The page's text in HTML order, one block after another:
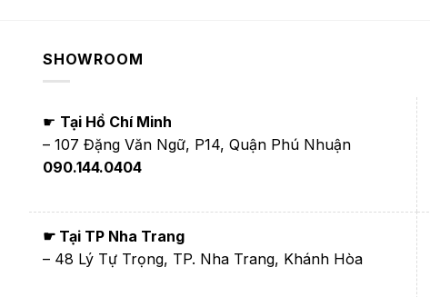
SHOWROOM
☛ Tại Hồ Chí Minh
– 107 Đặng Văn Ngữ, P14, Quận Phú Nhuận
090.144.0404
☛ Tại TP Nha Trang
– 48 Lý Tự Trọng, TP. Nha Trang, Khánh Hòa